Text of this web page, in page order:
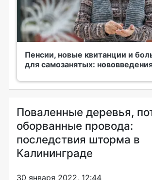
Пенсии, новые квитанции и
для самозанятых:
Поваленные деревья,
оборванные провода:
последствия шторма в
Калининграде
30 января 2022, 12:44